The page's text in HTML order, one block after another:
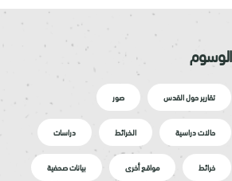
الوسوم
تقارير حول القدس صور
حالات دراسية الخرائط دراسات
خرائط مواقع أخرى بيانات صحفية